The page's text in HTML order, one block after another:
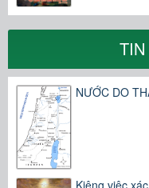
NƯỚC DO